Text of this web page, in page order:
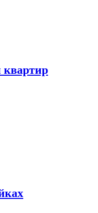
квартир